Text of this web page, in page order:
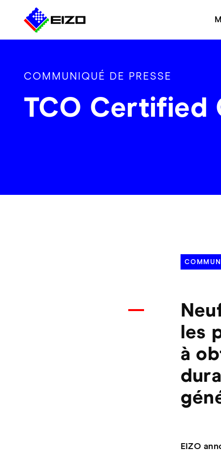
COMMUNIQUÉ DE PRESSE
TCO Certified
les
à
EIZO